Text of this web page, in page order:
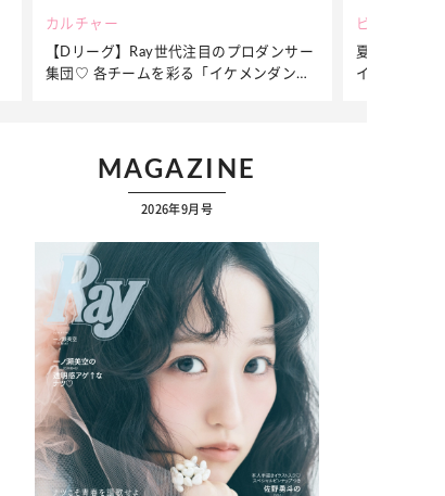
ビューティー
夏だからこそ“水分”が大切！くずれないメ
イクをつくる【保湿ケア】アイテム3選
ファッション
簡単アレン
ぷりの【そ
MAGAZINE
2026年9月号